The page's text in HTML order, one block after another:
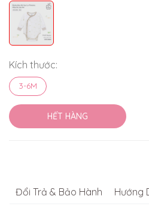
Kích thước:
3-6M
HẾT HÀNG
Đổi Trả & Bảo Hành Hướng